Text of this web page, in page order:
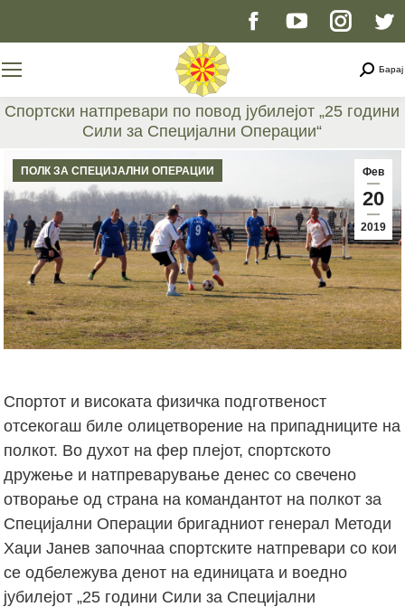
Facebook
opens
window
YouTube
opens
in
window
page
opens
in
new
window
Барај
Спортски натпревари по повод јубилејот „25 години
Сили за Специјални Операции“
You are here:
Фев
20
2019
ПОЛК ЗА СПЕЦИЈАЛНИ ОПЕРАЦИИ
Спортот и високата физичка подготвеност
отсекогаш биле олицетворение на припадниците на
полкот. Во духот на фер плејот, спортското
дружење и натпреварување денес со свечено
отворање од страна на командантот на полкот за
Специјални Операции бригадниот генерал Методи
Хаџи Јанев започнаа спортските натпревари со кои
се одбележува денот на единицата и воедно
јубилејот „25 години Сили за Специјални